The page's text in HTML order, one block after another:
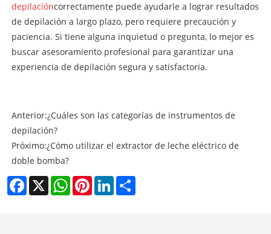
depilacióncorrectamente puede ayudarle a lograr resultados
de depilación a largo plazo, pero requiere precaución y
paciencia. Si tiene alguna inquietud o pregunta, lo mejor es
buscar asesoramiento profesional para garantizar una
experiencia de depilación segura y satisfactoria.
Anterior:¿Cuáles son las categorías de instrumentos de
depilación?
Próximo:¿Cómo utilizar el extractor de leche eléctrico de
doble bomba?
Facebook
X WhatsAppPinterestLinkedIn